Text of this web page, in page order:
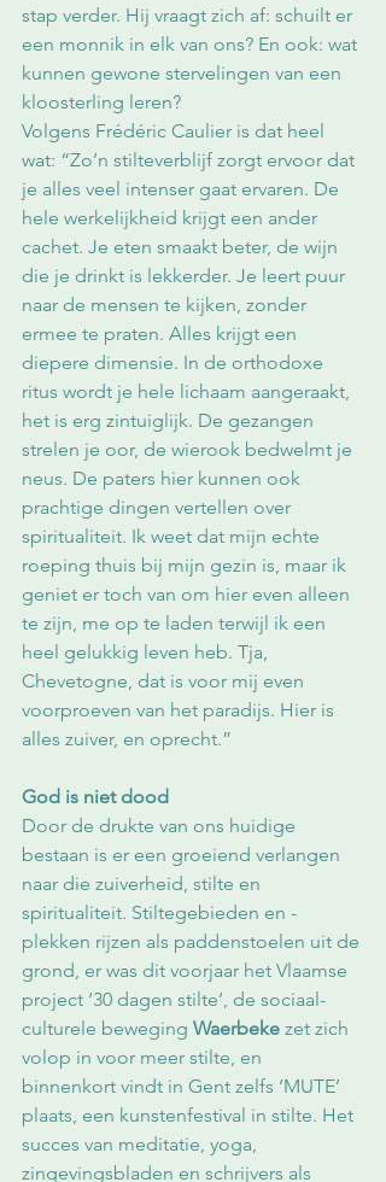
stap verder. Hij vraagt zich af: schuilt er
een monnik in elk van ons? En ook: wat
kunnen gewone stervelingen van een
kloosterling leren?
Volgens Frédéric Caulier is dat heel
wat: “Zo’n stilteverblijf zorgt ervoor dat
je alles veel intenser gaat ervaren. De
hele werkelijkheid krijgt een ander
cachet. Je eten smaakt beter, de wijn
die je drinkt is lekkerder. Je leert puur
naar de mensen te kijken, zonder
ermee te praten. Alles krijgt een
diepere dimensie. In de orthodoxe
ritus wordt je hele lichaam aangeraakt,
het is erg zintuiglijk. De gezangen
strelen je oor, de wierook bedwelmt je
neus. De paters hier kunnen ook
prachtige dingen vertellen over
spiritualiteit. Ik weet dat mijn echte
roeping thuis bij mijn gezin is, maar ik
geniet er toch van om hier even alleen
te zijn, me op te laden terwijl ik een
heel gelukkig leven heb. Tja,
Chevetogne, dat is voor mij even
voorproeven van het paradijs. Hier is
alles zuiver, en oprecht.”
God is niet dood
Door de drukte van ons huidige
bestaan is er een groeiend verlangen
naar die zuiverheid, stilte en
spiritualiteit. Stiltegebieden en -
plekken rijzen als paddenstoelen uit de
grond, er was dit voorjaar het Vlaamse
project ‘30 dagen stilte’, de sociaal-
culturele beweging Waerbeke zet zich
volop in voor meer stilte, en
binnenkort vindt in Gent zelfs ‘MUTE’
plaats, een kunstenfestival in stilte. Het
succes van meditatie, yoga,
zingevingsbladen en schrijvers als